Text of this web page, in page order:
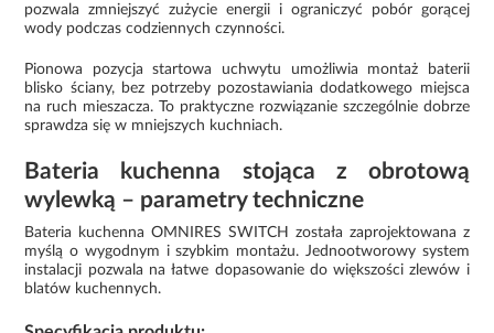
pozwala zmniejszyć zużycie energii i ograniczyć pobór gorącej
wody podczas codziennych czynności.
Pionowa pozycja startowa uchwytu umożliwia montaż baterii
blisko ściany, bez potrzeby pozostawiania dodatkowego miejsca
na ruch mieszacza. To praktyczne rozwiązanie szczególnie dobrze
sprawdza się w mniejszych kuchniach.
Bateria kuchenna stojąca z obrotową
wylewką – parametry techniczne
Bateria kuchenna OMNIRES SWITCH została zaprojektowana z
myślą o wygodnym i szybkim montażu. Jednootworowy system
instalacji pozwala na łatwe dopasowanie do większości zlewów i
blatów kuchennych.